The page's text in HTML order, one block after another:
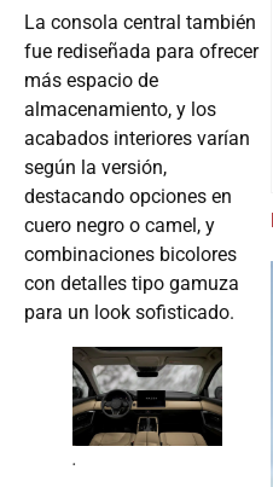
La consola central también
fue rediseñada para ofrecer
más espacio de
almacenamiento, y los
acabados interiores varían
según la versión,
destacando opciones en
cuero negro o camel, y
combinaciones bicolores
con detalles tipo gamuza
para un look sofisticado.
.